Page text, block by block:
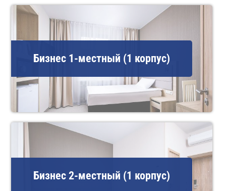
Бизнес 1-местный (1 корпус)
Бизнес 2-местный (1 корпус)